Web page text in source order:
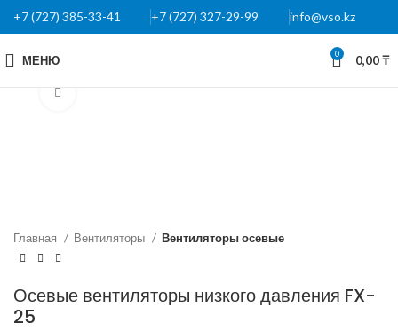
+7 (727) 385-33-41 +7 (727) 327-29-99 info@vso.kz
МЕНЮ 0 0,00₸
Главная Вентиляторы Вентиляторы осевые
Осевые вентиляторы низкого давления FX-
25